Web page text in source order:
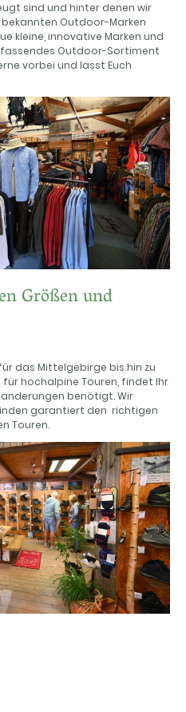
sind und hinter denen wir
Outdoor-Marken
kleine, innovative Marken und
Outdoor-Sortiment
vorbei und lasst Euch
Größen und
das Mittelgebirge bis hin zu
hochalpine Touren, findet Ihr
benötigt. Wir
garantiert den richtigen
Touren.